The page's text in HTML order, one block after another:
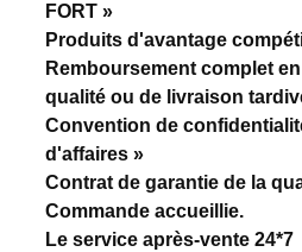
FORT »
Produits d'avantage
Remboursement complet
qualité ou de livraison
Convention de
d'affaires »
Contrat de garantie de la
Commande accueillie.
Le service après-vente 24*7